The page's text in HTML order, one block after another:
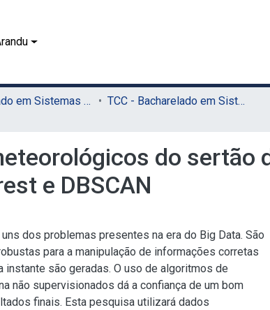
Bacharelado em Sistemas de Informação (Sede)
TCC - Bacharelado em Sistemas da Informação (Sede)
do sertão
e DBSCAN
dos problemas presentes na era do Big Data. São
para a manipulação de informações corretas
instante são geradas. O uso de algoritmos de
não supervisionados dá a confiança de um bom
finais. Esta pesquisa utilizará dados